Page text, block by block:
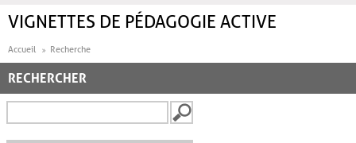
VIGNETTES DE PÉDAGOGIE ACTIVE
Accueil Recherche
RECHERCHER